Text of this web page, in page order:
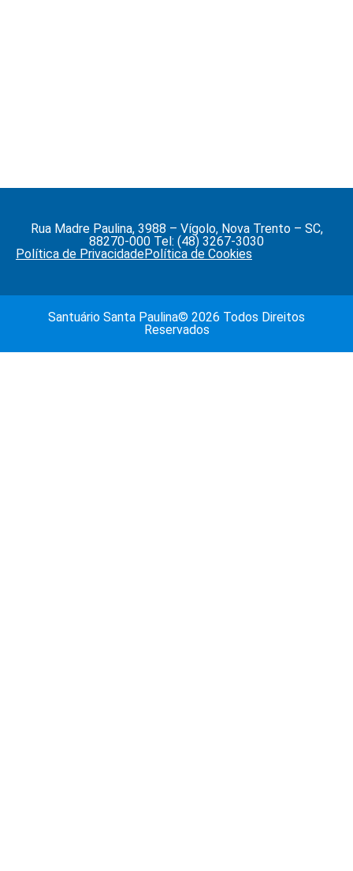
Rua Madre Paulina, 3988 – Vígolo, Nova Trento – SC,
88270-000 Tel: (48) 3267-3030
Política de PrivacidadePolítica de Cookies
Santuário Santa Paulina© 2026 Todos Direitos
Reservados